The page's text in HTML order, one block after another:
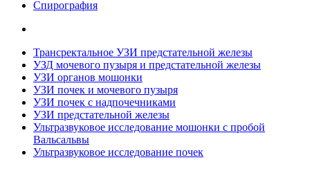
Спирография
Трансректальное УЗИ предстательной железы
УЗД мочевого пузыря и предстательной железы
УЗИ органов мошонки
УЗИ почек и мочевого пузыря
УЗИ почек с надпочечниками
УЗИ предстательной железы
Ультразвуковое исследование мошонки с пробой
Вальсальвы
Ультразвуковое исследование почек